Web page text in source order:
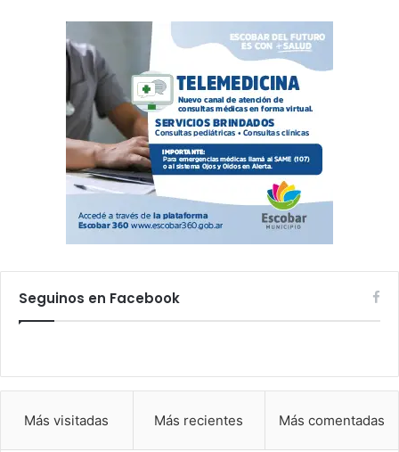
Seguinos en Facebook
Más visitadas Más recientes Más comentadas